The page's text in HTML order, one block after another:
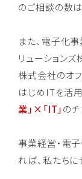
のご相談の数
また、電子化
リューション
株式会社のオ
はじめITを活
業」×「IT」の
事業経営・電
れば、私たちに